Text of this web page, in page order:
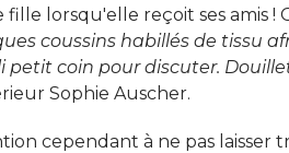
fille lorsqu'elle reçoit ses amis !
coussins habillés de tissu
petit coin pour discuter.
Sophie Auscher.
cependant à ne pas laisser